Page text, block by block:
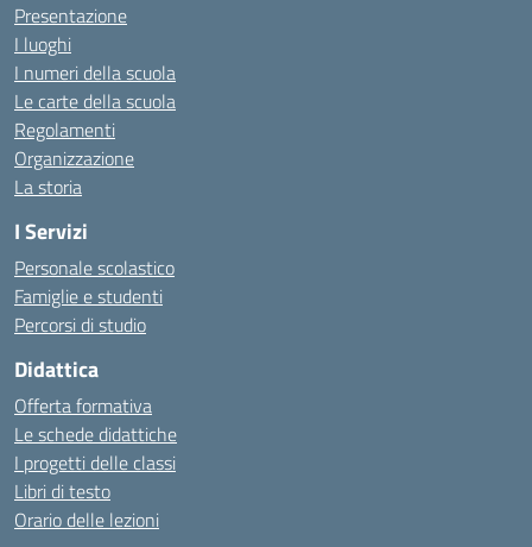
Presentazione
I luoghi
I numeri della scuola
Le carte della scuola
Regolamenti
Organizzazione
La storia
I Servizi
Personale scolastico
Famiglie e studenti
Percorsi di studio
Didattica
Offerta formativa
Le schede didattiche
I progetti delle classi
Libri di testo
Orario delle lezioni